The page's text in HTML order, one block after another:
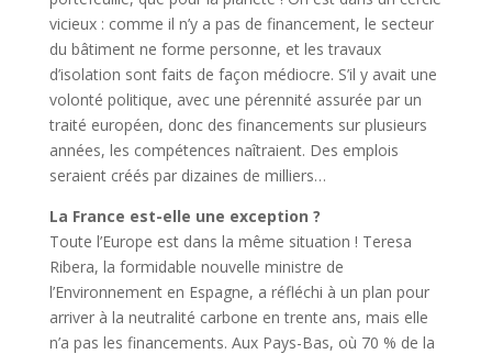
vicieux : comme il n’y a pas de financement, le secteur
du bâtiment ne forme personne, et les travaux
d’isolation sont faits de façon médiocre. S’il y avait une
volonté politique, avec une pérennité assurée par un
traité européen, donc des financements sur plusieurs
années, les compétences naîtraient. Des emplois
seraient créés par dizaines de milliers…
La France est-elle une exception ?
Toute l’Europe est dans la même situation ! Teresa
Ribera, la formidable nouvelle ministre de
l’Environnement en Espagne, a réfléchi à un plan pour
arriver à la neutralité carbone en trente ans, mais elle
n’a pas les financements. Aux Pays-Bas, où 70 % de la